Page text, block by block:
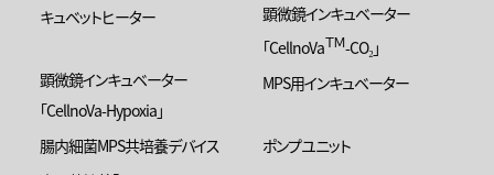
キュベットヒーター
顕微鏡インキュベーター
「CellnoVaＴＭ-CO₂」
顕微鏡インキュベーター
「CellnoVa-Hypoxia」
MPS用インキュベーター
腸内細菌MPS共培養デバイス
ポンプユニット